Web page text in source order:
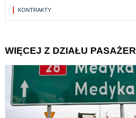
KONTRAKTY
WIĘCEJ Z DZIAŁU PASAŻER